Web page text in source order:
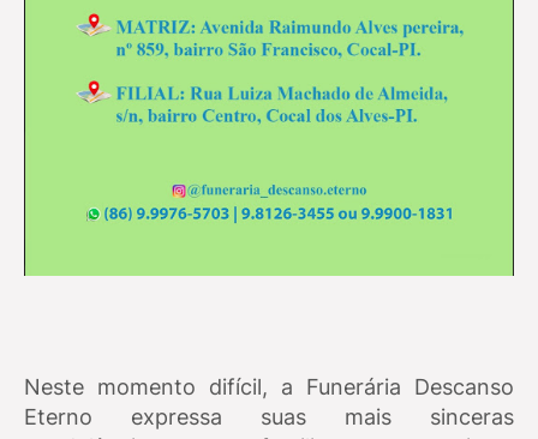
Neste momento difícil, a Funerária Descanso
Eterno expressa suas mais sinceras